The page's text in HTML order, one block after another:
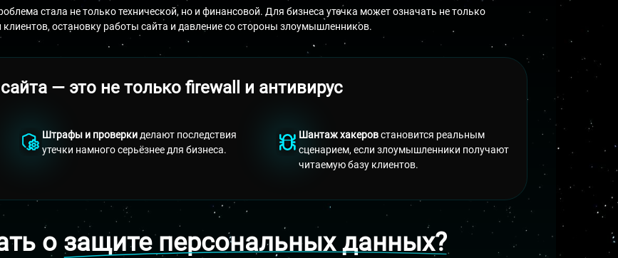
ул. Пятницкого 40
ЗАКАЗАТЬ САЙТ
стала не только технической, но и финансовой. Для бизнеса утечка может означать не только
остановку работы сайта и давление со стороны злоумышленников.
— это не только firewall и антивирус
Штрафы и проверки делают последствия
утечки намного серьёзнее для бизнеса.
Шантаж хакеровстановится реальным
сценарием, если злоумышленники получают
читаемую базу клиентов.
о защите персональных данных?